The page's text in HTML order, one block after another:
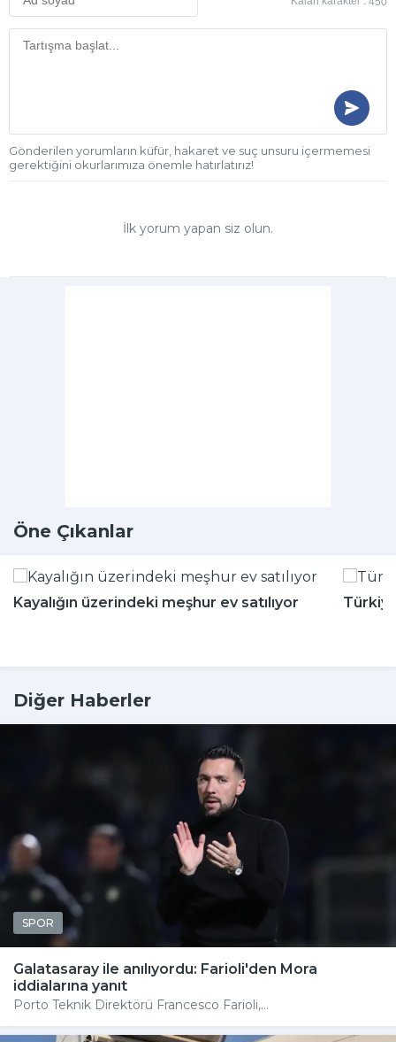
Gönderilen yorumların küfür, hakaret ve suç unsuru içermemesi
gerektiğini okurlarımıza önemle hatırlatırız!
İlk yorum yapan siz olun.
Öne Çıkanlar
Kayalığın üzerindeki meşhur ev satılıyor
Diğer Haberler
SPOR
Galatasaray ile anılıyordu: Farioli'den Mora
iddialarına yanıt
Porto Teknik Direktörü Francesco Farioli,...